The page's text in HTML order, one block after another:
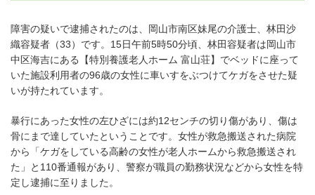
障害の疑いで逮捕されたのは、岡山市南区妹尾の介護士、林田沙
織容疑者（33）です。15日午前5時50分頃、林田容疑者は岡山市
中区海吉にある【特別養護老人ホーム 富山荘】でベッドに座って
いた施設利用者の96歳の女性に車いすをぶつけてケガをさせた疑
いが持たれています。
暴行にあった女性の左ひざには約12センチの切り傷があり、傷は
骨にまで達していたということです。女性が救急搬送された病院
から「ケガをしている高齢の女性が老人ホームから救急搬送され
た」と110番通報があり、警察が職員の勤務状況などから女性を特
定し逮捕に至りました。